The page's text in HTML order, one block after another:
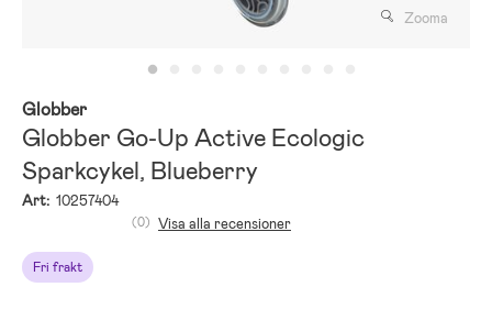
Zooma
Globber
Globber Go-Up Active Ecologic
Sparkcykel, Blueberry
Art: 10257404
Fri frakt
(0) Visa alla recensioner